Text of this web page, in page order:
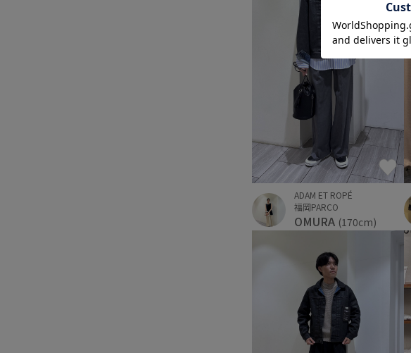
ADAM ET ROPÉ
福岡PARCO
OMURA (170cm)